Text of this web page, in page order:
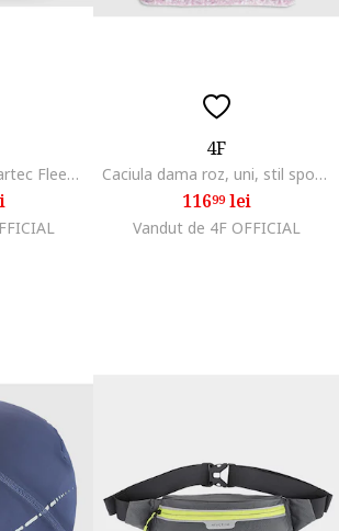
Caciula Termica Polartec Fleece Unisex Neagra, Trekking, Sezon AW25
4F
Caciula dama roz, uni, stil sportiv, sezon toamna-iarna
11699lei
Vandut de 4F OFFICIAL